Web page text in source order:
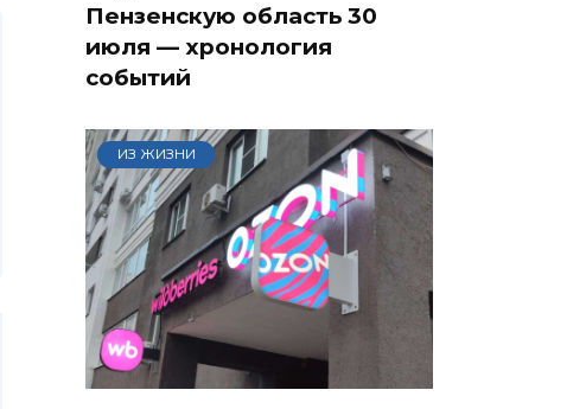
Пензенскую область 30
июля — хронология
событий
ИЗ ЖИЗНИ